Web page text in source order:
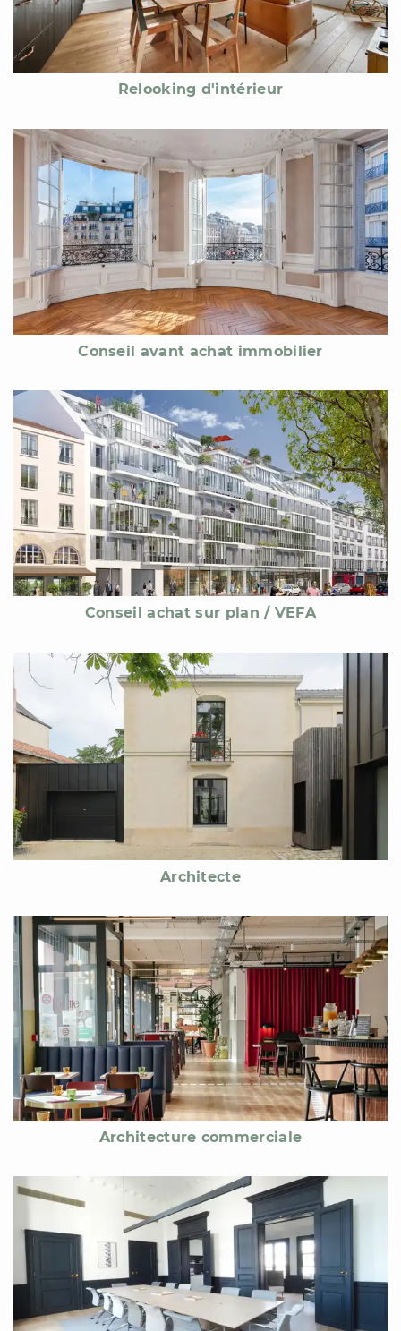
Relooking d'intérieur
Conseil avant achat immobilier
Conseil achat sur plan / VEFA
Architecte
Architecture commerciale